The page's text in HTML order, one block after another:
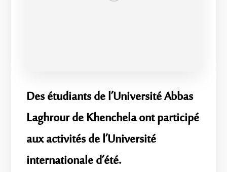
Des étudiants de l’Université Abbas
Laghrour de Khenchela ont participé
aux activités de l’Université
internationale d’été.